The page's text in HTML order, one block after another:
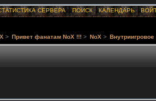
СЕРВЕРА ПОИСК КАЛЕНДАРЬ
> Привет фанатам NoX !!! > NoX >